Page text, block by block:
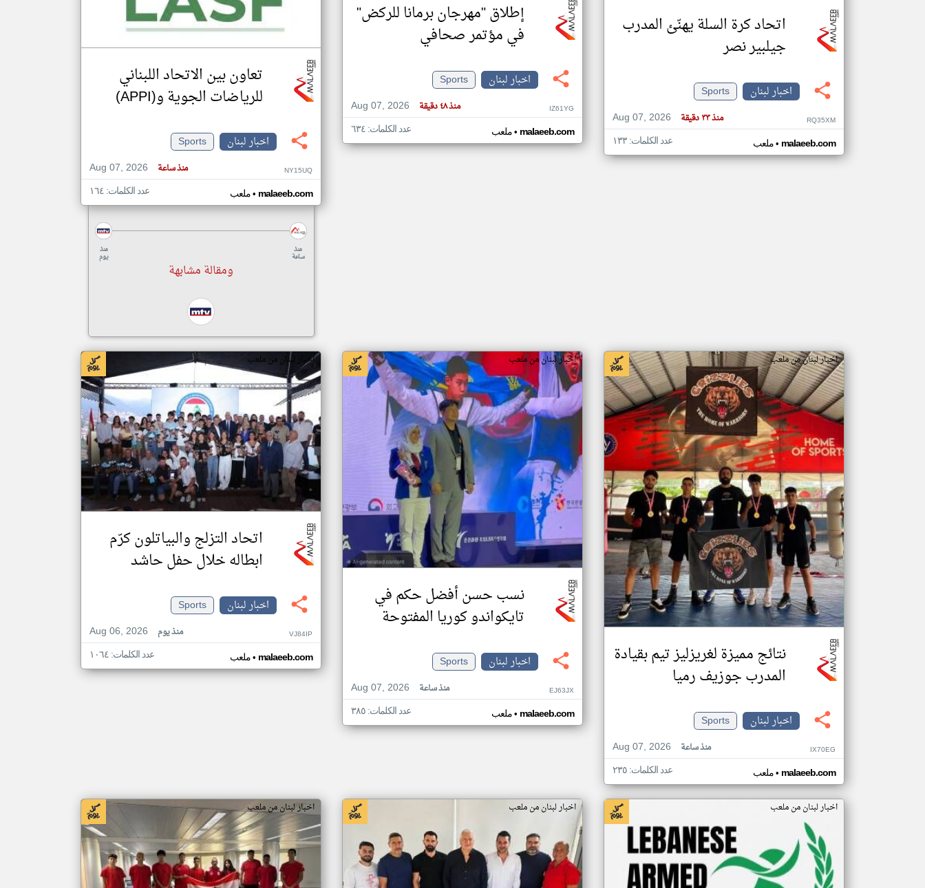
اتحاد كرة السلة يهنّئ المدرب
جيلبير نصر
اخبار لبنان
Sports
Aug 07, 2026
منذ ٣٣ دقيقة RQ35XM
ملعب• malaeeb.com عدد الكلمات: ١٣٣
إطلاق "مهرجان برمانا للركض"
في مؤتمر صحافي
اخبار لبنان
Sports
Aug 07, 2026
منذ ٤٨ دقيقة IZ61YG
ملعب• malaeeb.com عدد الكلمات: ٦٣٤
تعاون بين الاتحاد اللبناني
للرياضات الجوية و(APPI)
اخبار لبنان
Sports
Aug 07, 2026
منذ ساعة NY15UQ
ملعب• malaeeb.com عدد الكلمات: ١٦٤
منذ
يوم
منذ
ساعة
ومقالة مشابهة
اخبار لبنان من ملعب
نتائج مميزة لغريزليز تيم بقيادة
المدرب جوزيف رميا
اخبار لبنان
Sports
Aug 07, 2026
منذ ساعة IX70EG
ملعب• malaeeb.com عدد الكلمات: ٢٣٥
اخبار لبنان من ملعب
نسب حسن أفضل حكم في
تايكواندو كوريا المفتوحة
اخبار لبنان
Sports
Aug 07, 2026
منذ ساعة EJ63JX
ملعب• malaeeb.com عدد الكلمات: ٣٨٥
اخبار لبنان من ملعب
اتحاد التزلج والبياتلون كرّم
ابطاله خلال حفل حاشد
اخبار لبنان
Sports
Aug 06, 2026
منذ يوم VJ84IP
ملعب• malaeeb.com عدد الكلمات: ١٠٦٤
اخبار لبنان من ملعب اخبار لبنان من ملعب اخبار لبنان من ملعب